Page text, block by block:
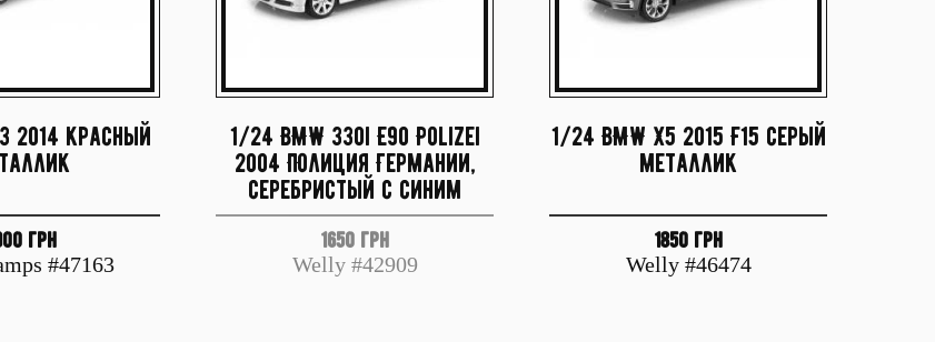
2014 красный
грн
#47163
1/24 BMW 330i E90 Polizei
2004 Полиция Германии,
серебристый с синим
1650 грн
Welly #42909
1/24 BMW X5 2015 F15 серый
металлик
1850 грн
Welly #46474